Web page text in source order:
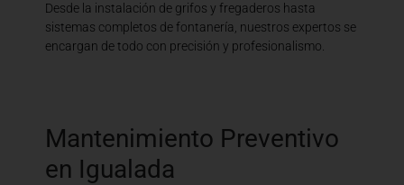
Desde la instalación de grifos y fregaderos hasta
sistemas completos de fontanería, nuestros expertos se
encargan de todo con precisión y profesionalismo.
Mantenimiento Preventivo
en Igualada